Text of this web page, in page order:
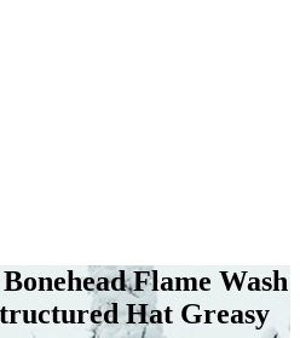
Flame Wash
Hat Greasy